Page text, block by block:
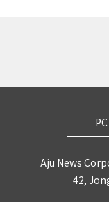
Aju News
42,